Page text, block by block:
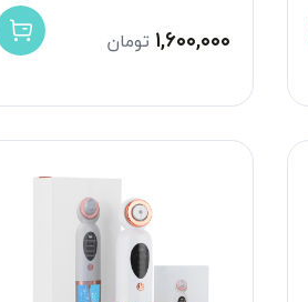
۱,۶۰۰,۰۰۰ تومان